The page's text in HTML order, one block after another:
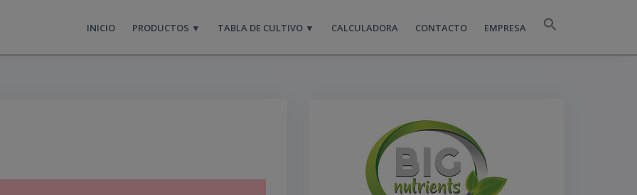
INICIO PRODUCTOS ▼ TABLA DE CULTIVO ▼ CALCULADORA CONTACTO EMPRESA